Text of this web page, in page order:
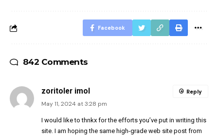
Facebook
842 Comments
zoritoler imol
May 11, 2024 at 3:28 pm
I would like to thnkx for the efforts you’ve put in writing this
site. I am hoping the same high-grade web site post from
Reply